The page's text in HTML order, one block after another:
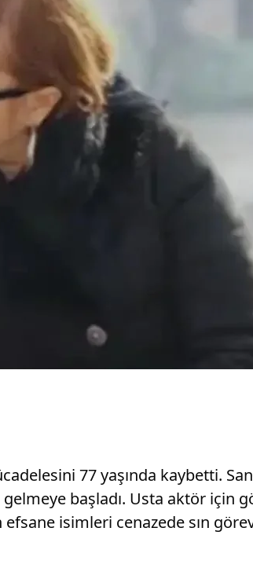
77 yaşında kaybetti.
gelmeye başladı. Usta aktör için
efsane isimleri cenazede sın